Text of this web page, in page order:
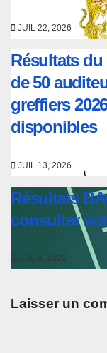
JUIL 22, 2026
Résultats
de 50
greffiers
disponibles
JUIL 13, 2026
Résultats
consulter
JUIL 8, 2026
Laisser un